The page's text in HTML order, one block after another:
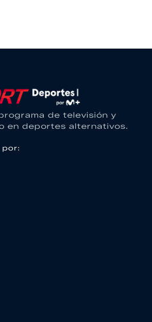
de televisión y
en deportes alternativos.
por: